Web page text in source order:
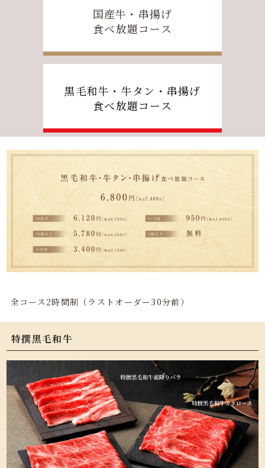
国産牛・串揚げ
食べ放題コース
黒毛和牛・牛タン・串揚げ
食べ放題コース
全コース2時間制（ラストオーダー30分前）
特撰黒毛和牛